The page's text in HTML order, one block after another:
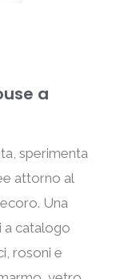
a
sperimenta
attorno al
Una
a catalogo
rosoni e